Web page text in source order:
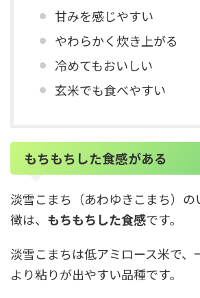
甘みを感じやすい
やわらかく炊き上がる
冷めてもおいしい
玄米でも食べやすい
もちもちした食感がある
淡雪こまち（あわゆきこまち）
徴は、 もちもちした食感です。
淡雪こまちは低アミロース米で、
より粘りが出やすい品種です。